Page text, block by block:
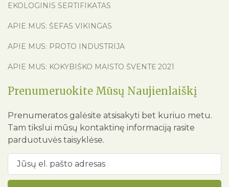
EKOLOGINIS SERTIFIKATAS
APIE MUS: ŠEFAS VIKINGAS
APIE MUS: PROTO INDUSTRIJA
APIE MUS: KOKYBIŠKO MAISTO ŠVENTĖ 2021
Prenumeruokite Mūsų Naujienlaiškį
Prenumeratos galėsite atsisakyti bet kuriuo metu.
Tam tikslui mūsų kontaktinę informaciją rasite
parduotuvės taisyklėse.